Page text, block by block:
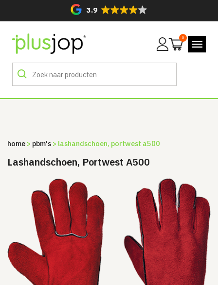
3.9
Mijn
0
home > pbm's > lashandschoen, portwest a500
Lashandschoen, Portwest A500